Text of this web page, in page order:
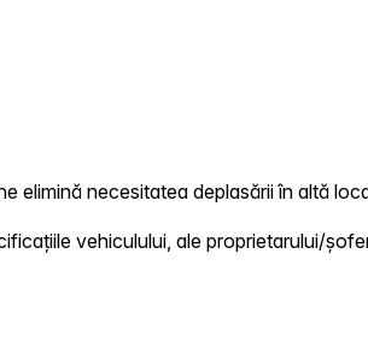
elimină necesitatea deplasării în altă
vehiculului, ale proprietarului/